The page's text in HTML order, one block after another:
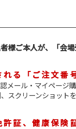
様ご本人が、「会
る「ご注文番
メール・マイページ
スクリーンショット
証、健康保険